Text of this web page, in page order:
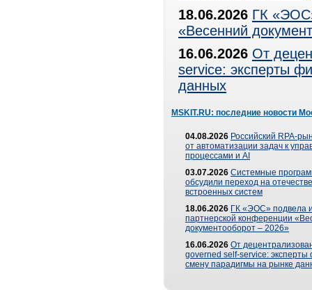
18.06.2026 ГК
«Весенний
16.06.2026 От
service: эксперты
данных
MSKIT.RU: последние новости
04.08.2026 Российский RPA-
от автоматизации задач к
процессами и AI
03.07.2026 Системные
обсудили переход на
встроенных систем
18.06.2026 ГК «ЭОС» подвела
партнерской конференции
документооборот – 2026»
16.06.2026 От
governed self-service: эксперты
смену парадигмы на рынке